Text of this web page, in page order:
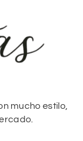
mucho estilo,